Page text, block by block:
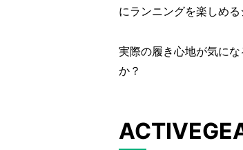
にランニングを楽しめる
実際の履き心地が気に
か？